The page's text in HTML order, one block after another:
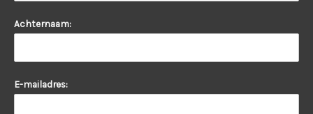
Achternaam:
E-mailadres: